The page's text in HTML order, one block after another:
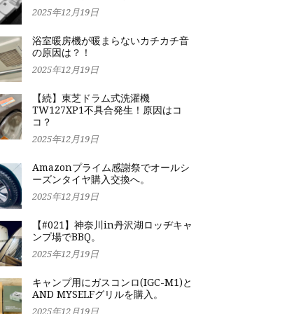
2025年12月19日
浴室暖房機が暖まらないカチカチ音
の原因は？！
2025年12月19日
【続】東芝ドラム式洗濯機
TW127XP1不具合発生！原因はコ
コ？
2025年12月19日
Amazonプライム感謝祭でオールシ
ーズンタイヤ購入交換へ。
2025年12月19日
【#021】神奈川in丹沢湖ロッヂキャ
ンプ場でBBQ。
2025年12月19日
キャンプ用にガスコンロ(IGC-M1)と
AND MYSELFグリルを購入。
2025年12月19日